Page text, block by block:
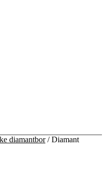
diamantbor/Diamant